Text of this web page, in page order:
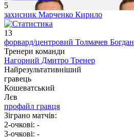
5
захисник Марченко Кирило
13
форвард/центровий Толмачев Богдан
Тренери команди
Нагорний Дмитро Тренер
Найрезультативніший
гравець
Кошеватський
Лєв
профайл гравця
Зіграно матчів:
2-очкові: -
3-очкові: -